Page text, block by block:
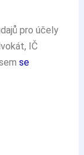
pro účely
IČ
se